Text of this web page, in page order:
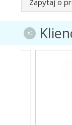
Zapytaj o
<